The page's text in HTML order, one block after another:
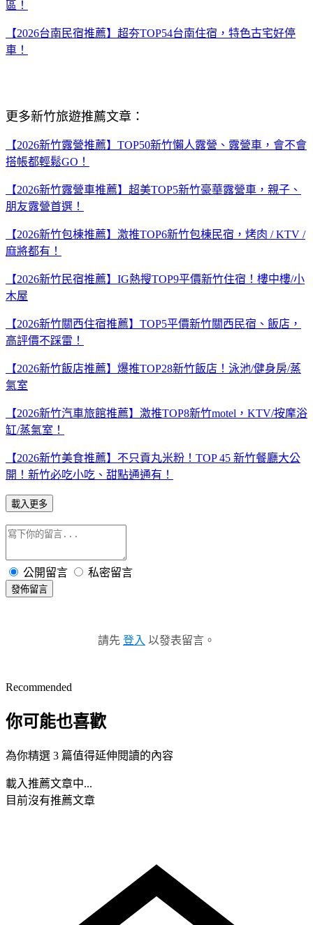
區！
【2026台南民宿推薦】超夯TOP54台南住宿，特色古宅好停
車！
更多新竹旅遊推薦文章：
【2026新竹露營推薦】TOP50新竹懶人露營、露營車，會不會
搭帳都輕鬆GO！
【2026新竹露營車推薦】超美TOP5新竹豪華露營車，親子、
朋友露營首選！
【2026新竹包棟推薦】激推TOP6新竹包棟民宿，烤肉 / KTV /
麻將都有！
【2026新竹民宿推薦】IG熱搜TOP9平價新竹住宿！樓中樓/小
木屋
【2026新竹關西住宿推薦】TOP5平價新竹關西民宿、飯店，
高評價不踩雷！
【2026新竹飯店推薦】爆推TOP28新竹飯店！泳池/健身房/蒸
氣室
【2026新竹汽車旅館推薦】激推TOP8新竹motel，KTV/按摩浴
缸/蒸氣室！
【2026新竹美食推薦】不只貢丸米粉！TOP 45 新竹餐廳大公
開！新竹必吃小吃、甜點通通有！
載入更多
公開留言 私密留言
發佈留言
請先 登入 以發表留言。
Recommended
你可能也喜歡
為你精選 3 篇值得延伸閱讀的內容
載入推薦文章中...
目前沒有推薦文章